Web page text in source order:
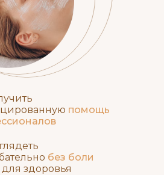
помощь
без боли
для здоровья